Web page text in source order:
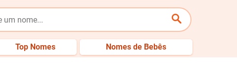
Top Nomes Nomes de Bebês